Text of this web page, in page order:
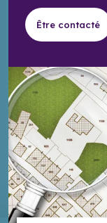
Être contacté